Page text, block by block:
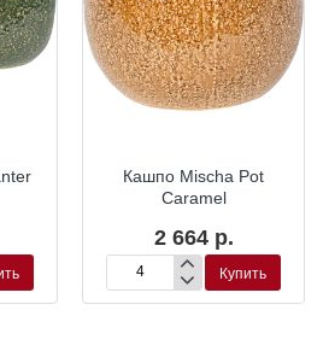
Кашпо Mischa Pot
Caramel
2 664 р.
Кашпо
Mischa
Купить